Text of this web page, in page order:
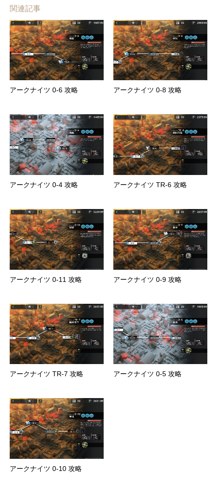
関連記事
アークナイツ 0-6 攻略 アークナイツ 0-8 攻略
アークナイツ 0-4 攻略 アークナイツ TR-6 攻略
アークナイツ 0-11 攻略 アークナイツ 0-9 攻略
アークナイツ TR-7 攻略 アークナイツ 0-5 攻略
アークナイツ 0-10 攻略